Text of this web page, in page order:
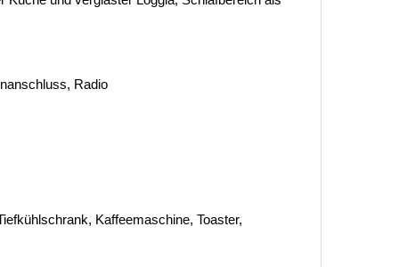
Radio
Kaffeemaschine, Toaster,